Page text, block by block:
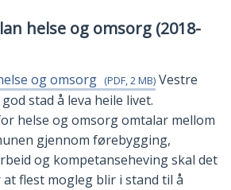
helse og omsorg (2018-
og omsorg (PDF, 2 MB) Vestre
stad å leva heile livet.
helse og omsorg omtalar mellom
gjennom førebygging,
og kompetanseheving skal det
flest mogleg blir i stand til å